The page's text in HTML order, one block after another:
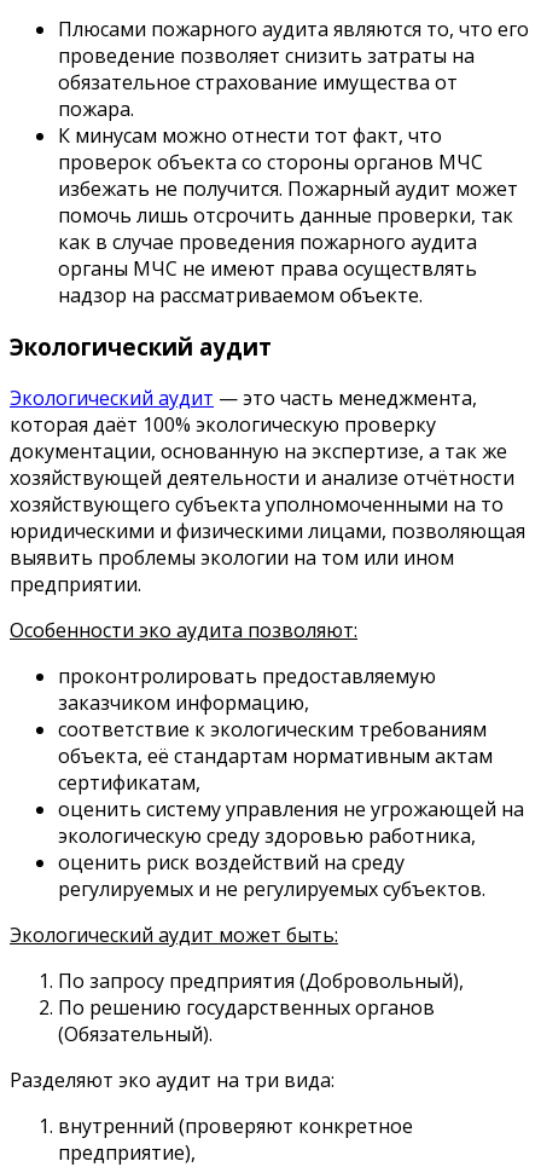
Плюсами пожарного аудита являются то, что его
проведение позволяет снизить затраты на
обязательное страхование имущества от
пожара.
К минусам можно отнести тот факт, что
проверок объекта со стороны органов МЧС
избежать не получится. Пожарный аудит может
помочь лишь отсрочить данные проверки, так
как в случае проведения пожарного аудита
органы МЧС не имеют права осуществлять
надзор на рассматриваемом объекте.
Экологический аудит
Экологический аудит — это часть менеджмента,
которая даёт 100% экологическую проверку
документации, основанную на экспертизе, а так же
хозяйствующей деятельности и анализе отчётности
хозяйствующего субъекта уполномоченными на то
юридическими и физическими лицами, позволяющая
выявить проблемы экологии на том или ином
предприятии.
Особенности эко аудита позволяют:
проконтролировать предоставляемую
заказчиком информацию,
соответствие к экологическим требованиям
объекта, её стандартам нормативным актам
сертификатам,
оценить систему управления не угрожающей на
экологическую среду здоровью работника,
оценить риск воздействий на среду
регулируемых и не регулируемых субъектов.
Экологический аудит может быть:
По запросу предприятия (Добровольный),
По решению государственных органов
(Обязательный).
Разделяют эко аудит на три вида:
внутренний (проверяют конкретное
предприятие),